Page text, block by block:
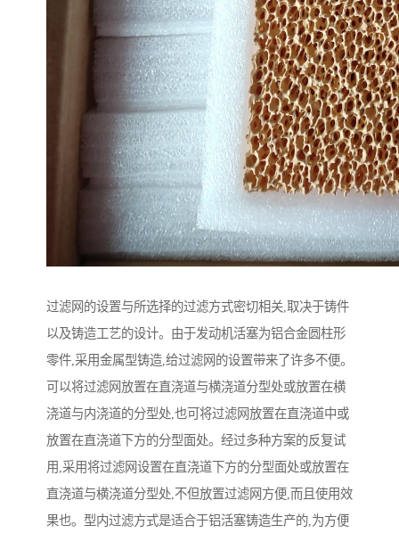
过滤网的设置与所选择的过滤方式密切相关,取决于铸件
以及铸造工艺的设计。由于发动机活塞为铝合金圆柱形
零件,采用金属型铸造,给过滤网的设置带来了许多不便。
可以将过滤网放置在直浇道与横浇道分型处或放置在横
浇道与内浇道的分型处,也可将过滤网放置在直浇道中或
放置在直浇道下方的分型面处。经过多种方案的反复试
用,采用将过滤网设置在直浇道下方的分型面处或放置在
直浇道与横浇道分型处,不但放置过滤网方便,而且使用效
果也。型内过滤方式是适合于铝活塞铸造生产的,为方便